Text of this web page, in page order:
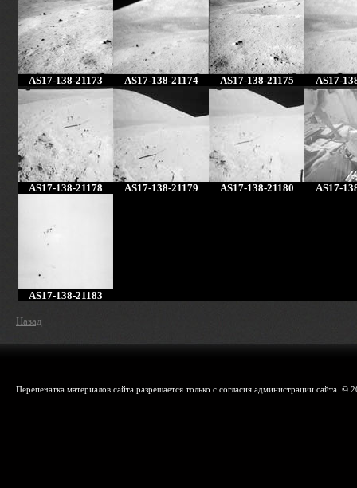
AS17-138-21173 AS17-138-21174 AS17-138-21175 AS17-
AS17-138-21178 AS17-138-21179 AS17-138-21180 AS17-
AS17-138-21183
Назад
Перепечатка материалов сайта разрешается только с согласия администрации сайта.